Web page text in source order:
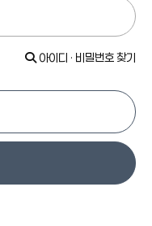
아이디 · 비밀번호 찾기